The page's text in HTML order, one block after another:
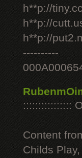
h**p://
h**p://
h**p://
----------
::::::::::::::::
Content
Childs